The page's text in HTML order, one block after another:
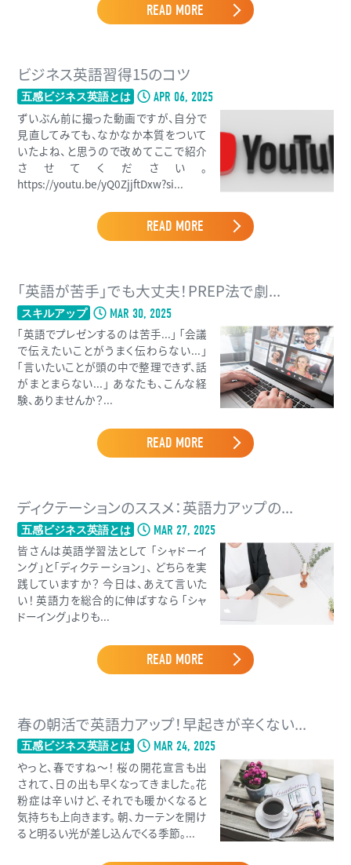
READ MORE
ビジネス英語習得15のコツ
五感ビジネス英語とは APR 06, 2025
ずいぶん前に撮った動画ですが、自分で
見直してみても、なかなか本質をついて
いたよね、と思うので改めてここで紹介
させてください。
https://youtu.be/yQ0ZjjftDxw?si...
READ MORE
「英語が苦手」でも大丈夫！PREP法で劇...
スキルアップ MAR 30, 2025
「英語でプレゼンするのは苦手...」 「会議
で伝えたいことがうまく伝わらない...」
「言いたいことが頭の中で整理できず、話
がまとまらない...」 あなたも、こんな経
験、ありませんか？...
READ MORE
ディクテーションのススメ：英語力アップの...
五感ビジネス英語とは MAR 27, 2025
皆さんは英語学習法として 「シャドーイ
ング」と「ディクテーション」、 どちらを実
践していますか？ 今日は、あえて言いた
い！ 英語力を総合的に伸ばすなら 「シャ
ドーイング」よりも...
READ MORE
春の朝活で英語力アップ！早起きが辛くない...
五感ビジネス英語とは MAR 24, 2025
やっと、春ですね〜！ 桜の開花宣言も出
されて、日の出も早くなってきました。花
粉症は辛いけど、それでも暖かくなると
気持ちも上向きます。 朝、カーテンを開け
ると明るい光が差し込んでくる季節。...